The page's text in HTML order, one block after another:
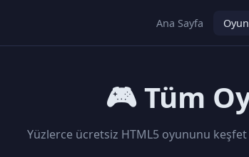
Ana Sayfa
🎮 Tüm
Yüzlerce ücretsiz HTML5 oyununu